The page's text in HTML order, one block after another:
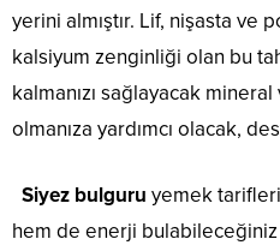
yerini almıştır. Lif, nişasta ve
kalsiyum zenginliği olan bu
kalmanızı sağlayacak
olmanıza yardımcı olacak,
Siyez bulguru yemek
hem de enerji bulabileceğiniz